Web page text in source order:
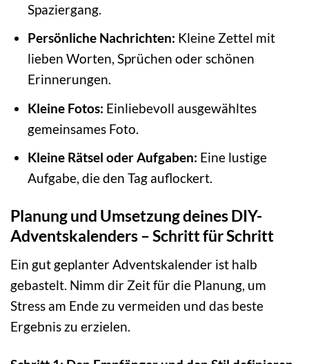
Spaziergang.
Persönliche Nachrichten: Kleine Zettel mit
lieben Worten, Sprüchen oder schönen
Erinnerungen.
Kleine Fotos: Einliebevoll ausgewähltes
gemeinsames Foto.
Kleine Rätsel oder Aufgaben: Eine lustige
Aufgabe, die den Tag auflockert.
Planung und Umsetzung deines DIY-
Adventskalenders – Schritt für Schritt
Ein gut geplanter Adventskalender ist halb
gebastelt. Nimm dir Zeit für die Planung, um
Stress am Ende zu vermeiden und das beste
Ergebnis zu erzielen.